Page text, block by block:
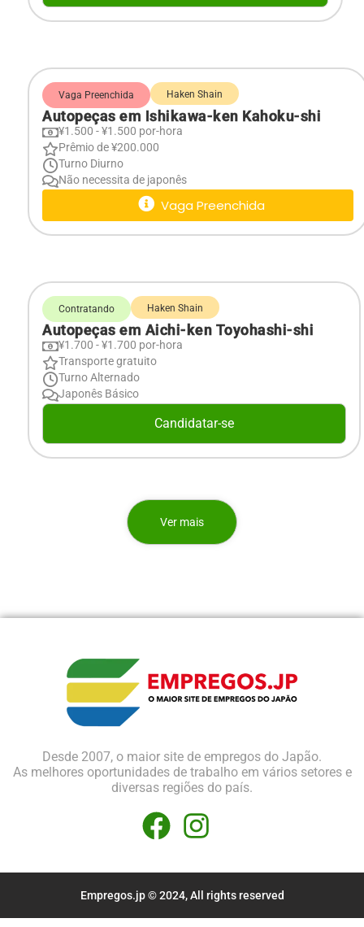
Vaga Preenchida Haken Shain
Autopeças em Ishikawa-ken Kahoku-shi
¥1.500 - ¥1.500 por-hora
Prêmio de ¥200.000
Turno Diurno
Não necessita de japonês
Vaga Preenchida
Contratando Haken Shain
Autopeças em Aichi-ken Toyohashi-shi
¥1.700 - ¥1.700 por-hora
Transporte gratuito
Turno Alternado
Japonês Básico
Candidatar-se
Ver mais
Desde 2007, o maior site de empregos do Japão.
As melhores oportunidades de trabalho em vários setores e
diversas regiões do país.
Empregos.jp © 2024, All rights reserved